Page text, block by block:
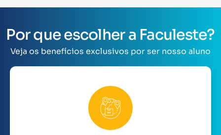
Por que escolher a Faculeste?
Veja os benefícios exclusivos por ser nosso aluno